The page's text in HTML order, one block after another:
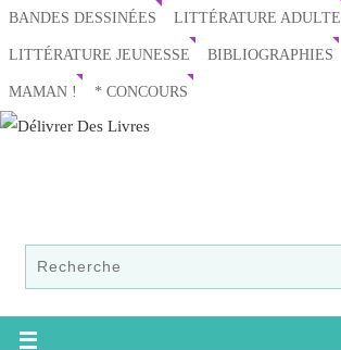
BANDES DESSINÉES LITTÉRATURE ADULTE
LITTÉRATURE JEUNESSE BIBLIOGRAPHIES
MAMAN ! * CONCOURS